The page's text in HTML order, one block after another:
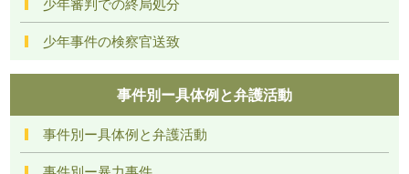
少年事件の検察官送致
事件別ー具体例と弁護活動
事件別ー具体例と弁護活動